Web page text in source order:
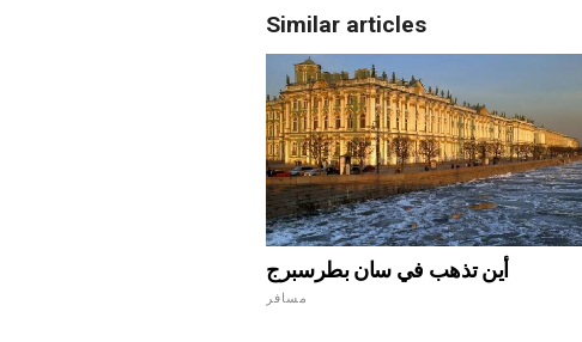
Similar articles
أين تذهب في سان بطرسبرج
مسافر